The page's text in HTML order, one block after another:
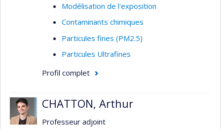
Modélisation de l'exposition
Contaminants chimiques
Particules fines (PM2.5)
Particules Ultrafines
Profil complet
CHATTON, Arthur
Professeur adjoint